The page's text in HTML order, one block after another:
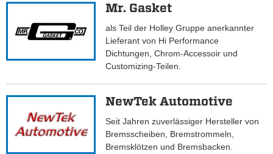
Mr. Gasket
als Teil der Holley Gruppe anerkannter
Lieferant von Hi Performance
Dichtungen, Chrom-Accessoir und
Customizing-Teilen.
NewTek Automotive
Seit Jahren zuverlässiger Hersteller von
Bremsscheiben, Bremstrommeln,
Bremsklötzen und Bremsbacken.